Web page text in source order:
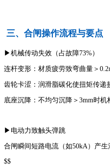
三、合闸操作流程与要点
▶机械传动失效（占故障73%）
连杆变形：材质疲劳致弯曲量＞
齿轮卡涩：润滑脂碳化使扭矩传递
底座沉降：不均匀沉降＞3mm时机
▶电动力致触头弹跳
合闸瞬间短路电流（如50kA）产生
$$